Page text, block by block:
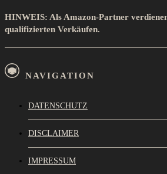
HINWEIS: Als Amazon-Partner
qualifizierten Verkäufen.
NAVIGATION
DATENSCHUTZ
DISCLAIMER
IMPRESSUM